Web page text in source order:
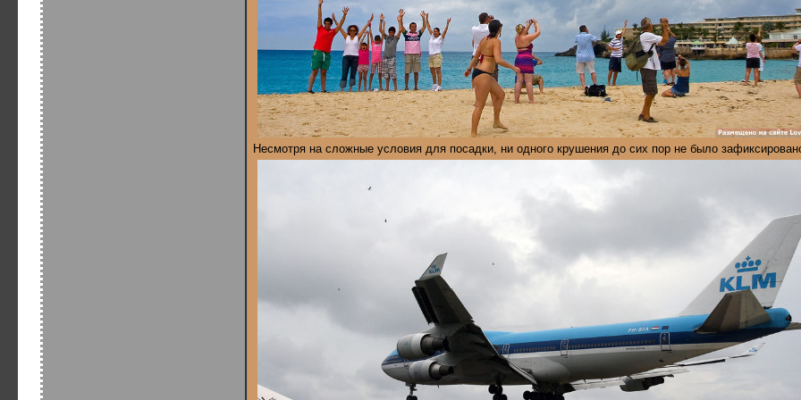
Несмотря на сложные условия для посадки, ни одного крушения до сих пор не было